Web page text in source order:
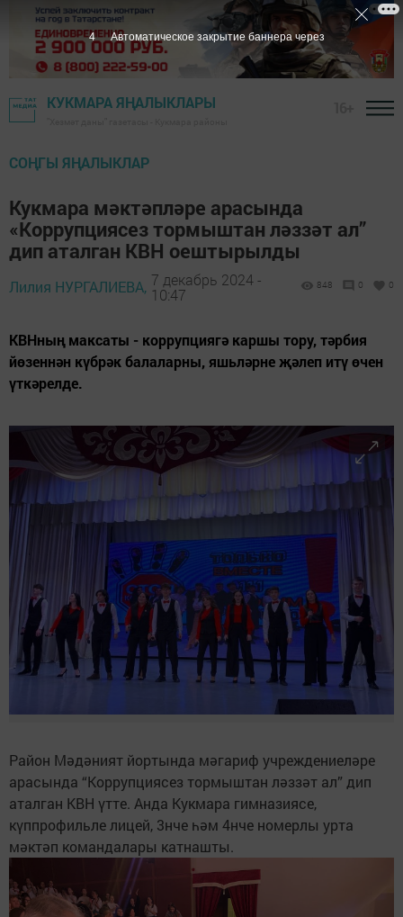
КУКМАРА ЯҢАЛЫКЛАРЫ
СОҢГЫ ЯҢАЛЫКЛАР
Кукмара мәктәпләре арасында
«Коррупциясез тормыштан ләззәт ал”
дип аталган КВН оештырылды
Лилия НУРГАЛИЕВА, 7 декабрь 2024 -
10:47
848 0 0
КВНның максаты - коррупциягә каршы тору, тәрбия
йөзеннән күбрәк балаларны, яшьләрне җәлеп итү өчен
үткәрелде.
Район Мәдәният йортында мәгариф учреждениеләре
арасында “Коррупциясез тормыштан ләззәт ал” дип
аталган КВН үтте. Анда Кукмара гимназиясе,
күппрофильле лицей, 3нче һәм 4нче номерлы урта
мәктәп командалары катнашты.
1 Автоматическое закрытие баннера через